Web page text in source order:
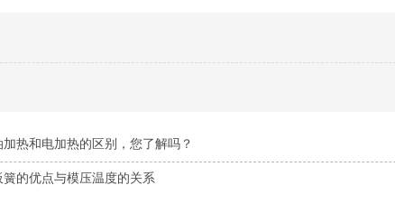
热和电加热的区别，您了解吗？
的优点与模压温度的关系